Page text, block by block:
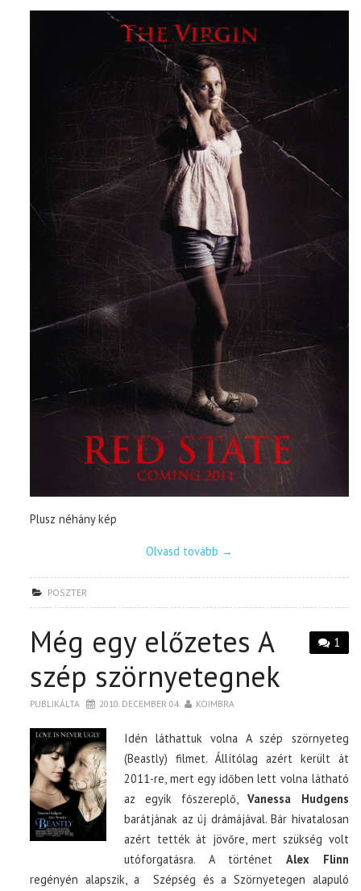
Plusz néhány kép
Olvasd tovább →
POSZTER
1
Még egy előzetes A
szép szörnyetegnek
PUBLIKÁLTA 2010. DECEMBER 04. KOIMBRA
Idén láthattuk volna A szép szörnyeteg
(Beastly) filmet. Állítólag azért került át
2011-re, mert egy időben lett volna látható
az egyik főszereplő,Vanessa Hudgens
barátjának az új drámájával. Bár hivatalosan
azért tették át jövőre, mert szükség volt
utóforgatásra. A történet Alex Flinn
regényén alapszik, a Szépség és a Szörnyetegen alapuló